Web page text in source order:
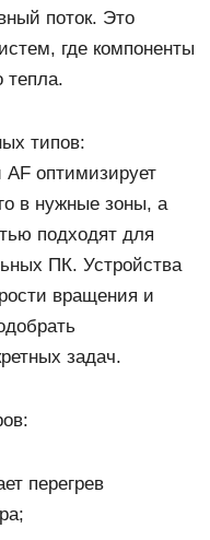
поток. Это
где компоненты
тепла.
типов:
оптимизирует
в нужные зоны, а
подходят для
ПК. Устройства
вращения и
задач.
перегрев